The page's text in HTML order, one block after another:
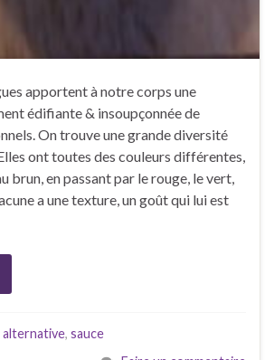
apportent à notre corps une
édifiante & insoupçonnée de
On trouve une grande diversité
ont toutes des couleurs différentes,
brun, en passant par le rouge, le vert,
a une texture, un goût qui lui est
alternative, sauce